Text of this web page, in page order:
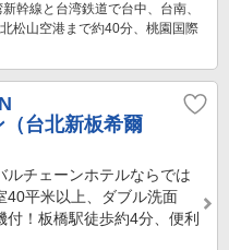
幹線と台湾鉄道で台中、台南、
松山空港まで約40分、桃園国際
台北新板希爾
ルチェーンホテルならでは
40平米以上、ダブル洗面
付！板橋駅徒歩約4分、便利